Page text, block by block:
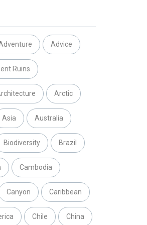
Advice
Ruins
Arctic
Asia Australia
Biodiversity Brazil
Cambodia
Canyon Caribbean
Chile China